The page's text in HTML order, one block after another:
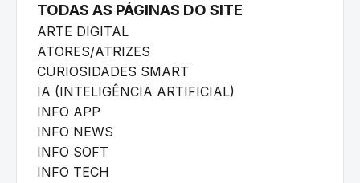
TODAS AS PÁGINAS DO SITE
ARTE DIGITAL
ATORES/ATRIZES
CURIOSIDADES SMART
IA (INTELIGÊNCIA ARTIFICIAL)
INFO APP
INFO NEWS
INFO SOFT
INFO TECH